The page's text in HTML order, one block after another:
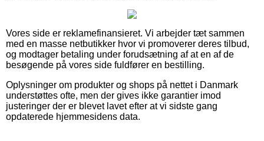
Vores side er reklamefinansieret. Vi arbejder tæt sammen
med en masse netbutikker hvor vi promoverer deres tilbud,
og modtager betaling under forudsætning af at en af de
besøgende på vores side fuldfører en bestilling.
Oplysninger om produkter og shops på nettet i Danmark
understøttes ofte, men der gives ikke garantier imod
justeringer der er blevet lavet efter at vi sidste gang
opdaterede hjemmesidens data.